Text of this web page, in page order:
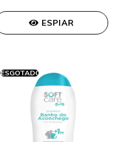
ESPIAR
ESGOTADO